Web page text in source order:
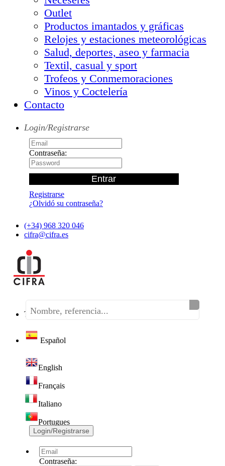
Outlet
Productos imantados y gráficas
Relojes y estaciones meteorológicas
Salud, deportes, aseo y farmacia
Textil, casual y sport
Trofeos y Conmemoraciones
Vinos y Coctelería
Contacto
Login/Registrarse
Contraseña:
Registrarse
¿Olvidó su contraseña?
(+34) 968 320 046
cifra@cifra.es
Teléfono:(+34) 968 320 046
Español
English
Français
Italiano
Portugues
Login/Registrarse
Contraseña: